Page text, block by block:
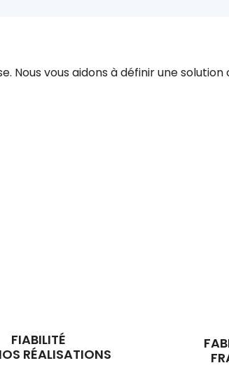
Nous vous aidons à définir une
FIABILITÉ
RÉALISATIONS